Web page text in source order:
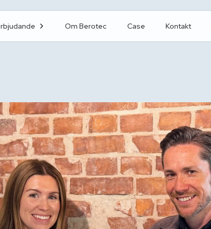
Om Berotec Case Kontakt